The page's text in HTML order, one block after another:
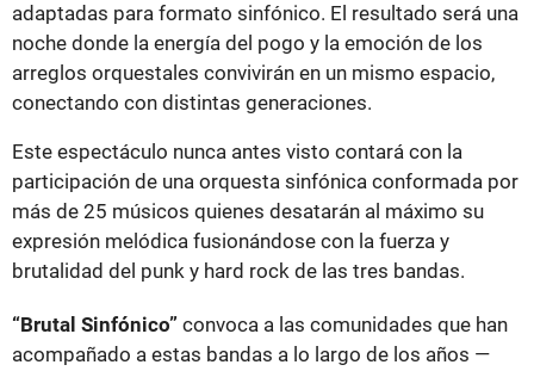
adaptadas para formato sinfónico. El resultado será una
noche donde la energía del pogo y la emoción de los
arreglos orquestales convivirán en un mismo espacio,
conectando con distintas generaciones.
Este espectáculo nunca antes visto contará con la
participación de una orquesta sinfónica conformada por
más de 25 músicos quienes desatarán al máximo su
expresión melódica fusionándose con la fuerza y
brutalidad del punk y hard rock de las tres bandas.
“Brutal Sinfónico” convoca a las comunidades que han
acompañado a estas bandas a lo largo de los años —